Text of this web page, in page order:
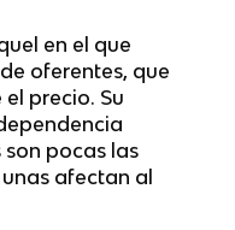
en el que
oferentes, que
precio. Su
pocas las
afectan al